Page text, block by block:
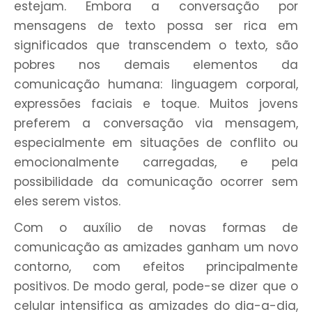
estejam. Embora a conversação por
mensagens de texto possa ser rica em
significados que transcendem o texto, são
pobres nos demais elementos da
comunicação humana: linguagem corporal,
expressões faciais e toque. Muitos jovens
preferem a conversação via mensagem,
especialmente em situações de conflito ou
emocionalmente carregadas, e pela
possibilidade da comunicação ocorrer sem
eles serem vistos.
Com o auxílio de novas formas de
comunicação as amizades ganham um novo
contorno, com efeitos principalmente
positivos. De modo geral, pode-se dizer que o
celular intensifica as amizades do dia-a-dia,